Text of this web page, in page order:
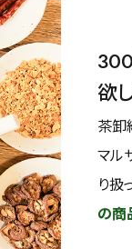
欲
茶卸
マル
り扱
の商